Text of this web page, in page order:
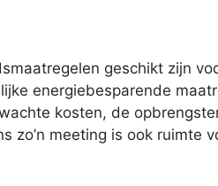
geschikt zijn
energiebesparende
kosten, de
meeting is ook ruimte